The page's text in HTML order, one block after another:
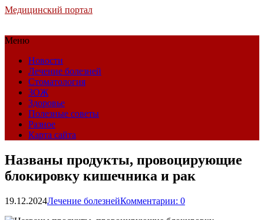
Медицинский портал
Меню
Новости
Лечение болезней
Стоматология
ЗОЖ
Здоровье
Полезные советы
Разное
Карта сайта
Названы продукты, провоцирующие
блокировку кишечника и рак
19.12.2024Лечение болезнейКомментарии: 0